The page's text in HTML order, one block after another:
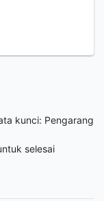
kunci: Pengarang
selesai